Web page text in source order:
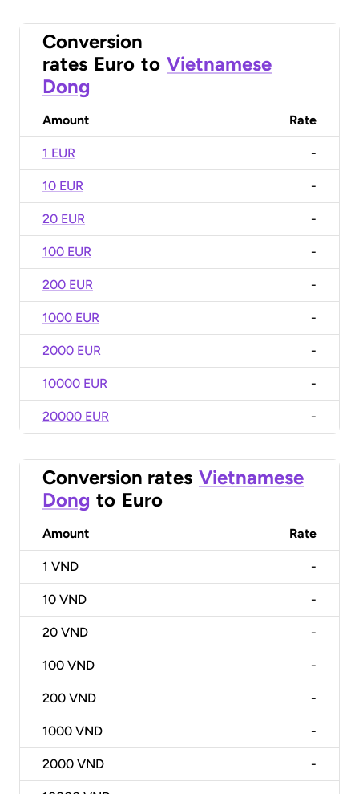
Conversion
rates Euro to Vietnamese
Dong
Amount Rate
1 EUR -
10 EUR -
20 EUR -
100 EUR -
200 EUR -
1000 EUR -
2000 EUR -
10000 EUR -
20000 EUR -
Conversion rates Vietnamese
Dong to Euro
Amount Rate
1 VND -
10 VND -
20 VND -
100 VND -
200 VND -
1000 VND -
2000 VND -